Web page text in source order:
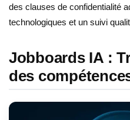
des clauses de confidentialité
technologiques et un suivi
Jobboards IA :
des